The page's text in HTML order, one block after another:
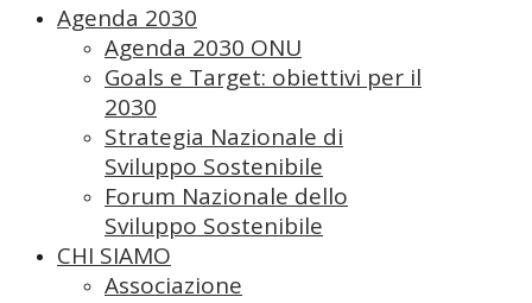
Agenda 2030
Agenda 2030 ONU
Goals e Target: obiettivi per il
2030
Strategia Nazionale di
Sviluppo Sostenibile
Forum Nazionale dello
Sviluppo Sostenibile
CHI SIAMO
Associazione